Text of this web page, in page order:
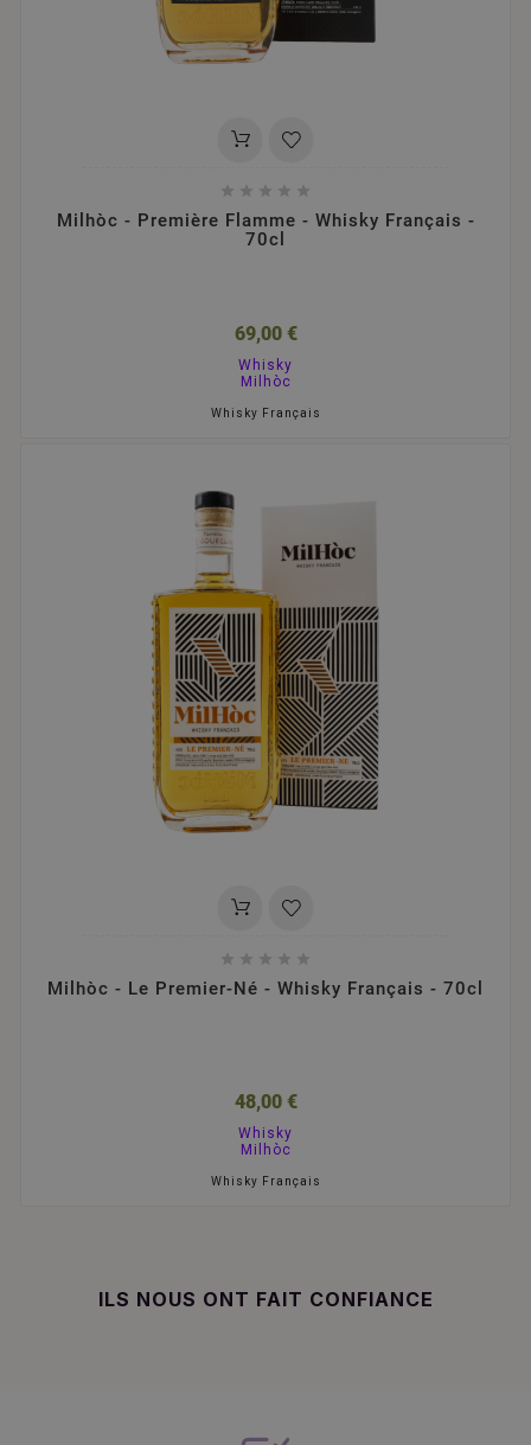
    
Milhòc - Première Flamme - Whisky Français -
70cl
69,00 €
Whisky
Milhòc
Whisky Français
    
Milhòc - Le Premier-Né - Whisky Français - 70cl
48,00 €
Whisky
Milhòc
Whisky Français
ILS NOUS ONT FAIT CONFIANCE